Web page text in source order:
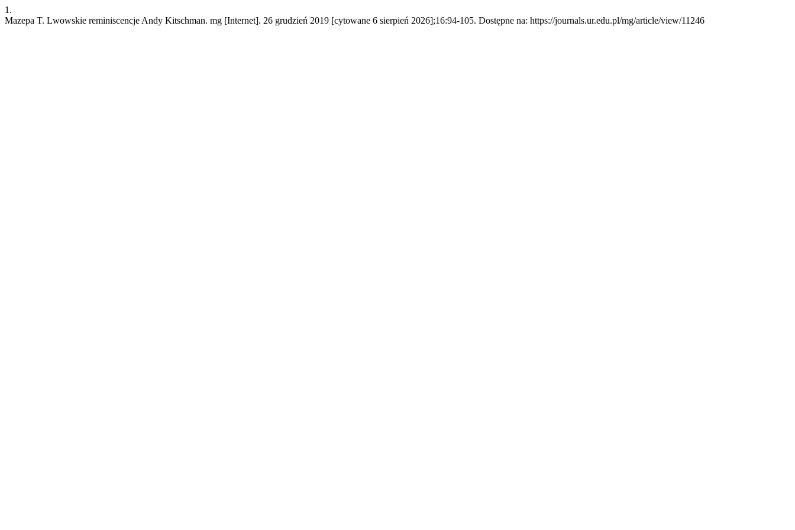
1.
Mazepa T. Lwowskie reminiscencje Andy Kitschman. mg [Internet]. 26 grudzień 2019 [cytowane 6 sierpień 2026];16:94-105. Dostępne na: https://journals.ur.edu.pl/mg/article/view/11246